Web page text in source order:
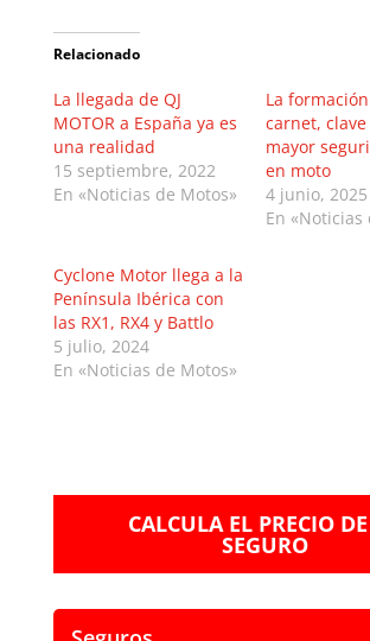
Relacionado
La llegada de QJ
MOTOR a España ya es
una realidad
15 septiembre, 2022
En «Noticias de Motos»
La
carnet,
mayor
en moto
4 junio, 2025
En «Noticias
Cyclone Motor llega a la
Península Ibérica con
las RX1, RX4 y Battlo
5 julio, 2024
En «Noticias de Motos»
CALCULA EL PRECIO
SEGURO